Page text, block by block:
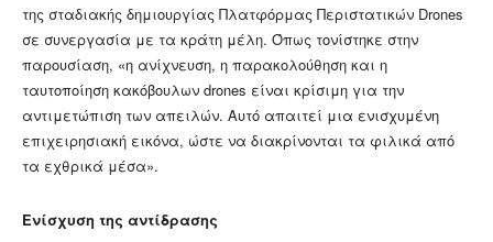
της σταδιακής δημιουργίας Πλατφόρμας Περιστατικών Drones
σε συνεργασία με τα κράτη μέλη. Όπως τονίστηκε στην
παρουσίαση, «η ανίχνευση, η παρακολούθηση και η
ταυτοποίηση κακόβουλων drones είναι κρίσιμη για την
αντιμετώπιση των απειλών. Αυτό απαιτεί μια ενισχυμένη
επιχειρησιακή εικόνα, ώστε να διακρίνονται τα φιλικά από
τα εχθρικά μέσα».
Ενίσχυση της αντίδρασης